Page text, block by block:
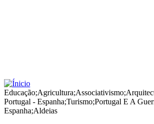
Educação;Agricultura;Associativismo;
Portugal - Espanha;Turismo;Portugal E A
Espanha;Aldeias